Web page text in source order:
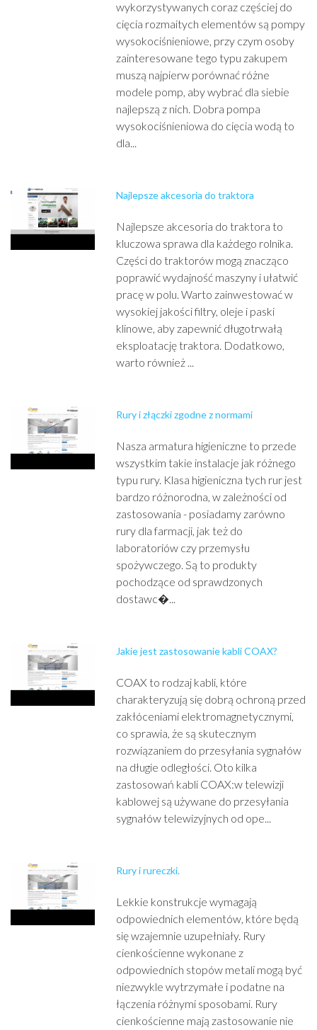
wykorzystywanych coraz częściej do
cięcia rozmaitych elementów są pompy
wysokociśnieniowe, przy czym osoby
zainteresowane tego typu zakupem
muszą najpierw porównać różne
modele pomp, aby wybrać dla siebie
najlepszą z nich. Dobra pompa
wysokociśnieniowa do cięcia wodą to
dla...
Najlepsze akcesoria do traktora
Najlepsze akcesoria do traktora to
kluczowa sprawa dla każdego rolnika.
Części do traktorów mogą znacząco
poprawić wydajność maszyny i ułatwić
pracę w polu. Warto zainwestować w
wysokiej jakości filtry, oleje i paski
klinowe, aby zapewnić długotrwałą
eksploatację traktora. Dodatkowo,
warto również ...
Rury i złączki zgodne z normami
Nasza armatura higieniczne to przede
wszystkim takie instalacje jak różnego
typu rury. Klasa higieniczna tych rur jest
bardzo różnorodna, w zależności od
zastosowania - posiadamy zarówno
rury dla farmacji, jak też do
laboratoriów czy przemysłu
spożywczego. Są to produkty
pochodzące od sprawdzonych
dostawc�...
Jakie jest zastosowanie kabli COAX?
COAX to rodzaj kabli, które
charakteryzują się dobrą ochroną przed
zakłóceniami elektromagnetycznymi,
co sprawia, że są skutecznym
rozwiązaniem do przesyłania sygnałów
na długie odległości. Oto kilka
zastosowań kabli COAX:w telewizji
kablowej są używane do przesyłania
sygnałów telewizyjnych od ope...
Rury i rureczki.
Lekkie konstrukcje wymagają
odpowiednich elementów, które będą
się wzajemnie uzupełniały. Rury
cienkościenne wykonane z
odpowiednich stopów metali mogą być
niezwykle wytrzymałe i podatne na
łączenia różnymi sposobami. Rury
cienkościenne mają zastosowanie nie